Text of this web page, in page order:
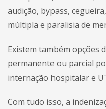
audição, bypass,
múltipla e paralisia de
Existem também opções
permanente ou parcial
internação hospitalar e
Com tudo isso, a